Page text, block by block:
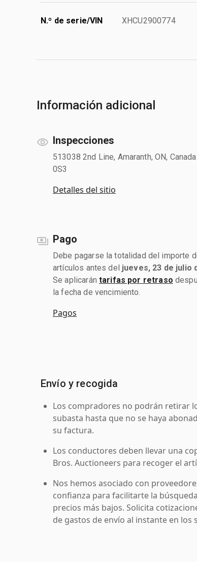
N.º de serie/VIN XHCU2900774
Información adicional
Inspecciones
513038 2nd Line, Amaranth, ON,
0S3
Detalles del sitio
Pago
Debe pagarse la totalidad del importe
artículos antes del jueves, 23 de julio
Se aplicarán tarifas por retraso
la fecha de vencimiento.
Pagos
Envío y recogida
Los compradores no podrán retirar
subasta hasta que no se haya
su factura.
Los conductores deben llevar una
Bros. Auctioneers para recoger el
Nos hemos asociado con
confianza para facilitarte la
precios más bajos. Solicita
de gastos de envío al instante en